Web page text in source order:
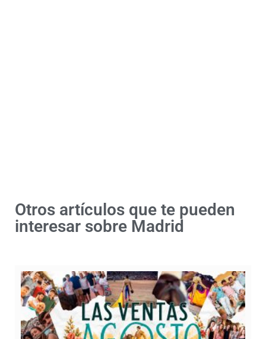
Otros artículos que te pueden
interesar sobre Madrid